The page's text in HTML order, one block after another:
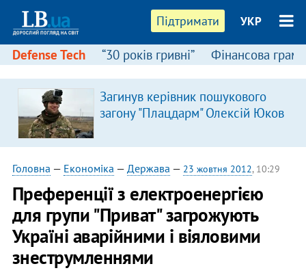
Підтримати УКР
Defense Tech “30 років гривні” Фінансова
Загинув керівник пошукового
загону "Плацдарм" Олексій Юков
Головна — Економіка — Держава — 23 жовтня 2012, 10:29
Преференції з електроенергією
для групи "Приват" загрожують
Україні аварійними і віяловими
знеструмленнями